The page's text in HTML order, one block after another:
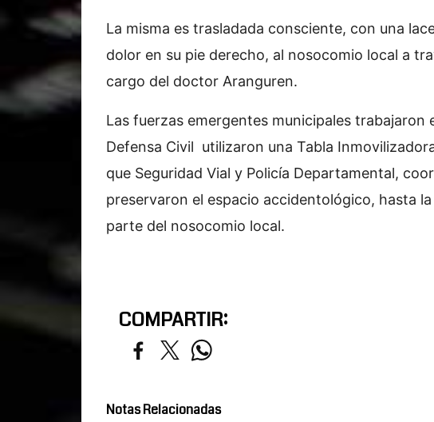
La misma es trasladada consciente, con una
dolor en su pie derecho, al nosocomio local a
cargo del doctor Aranguren.
Las fuerzas emergentes municipales
Defensa Civil utilizaron una Tabla
que Seguridad Vial y Policía Departamental,
preservaron el espacio accidentológico, hasta
parte del nosocomio local.
COMPARTIR:
Notas Relacionadas